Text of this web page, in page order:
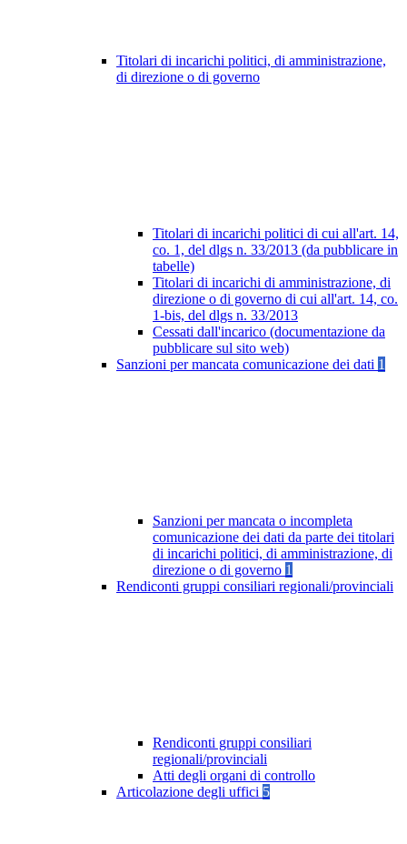
Titolari di incarichi politici, di amministrazione,
di direzione o di governo
Titolari di incarichi politici di cui all'art. 14,
co. 1, del dlgs n. 33/2013 (da pubblicare in
tabelle)
Titolari di incarichi di amministrazione, di
direzione o di governo di cui all'art. 14, co.
1-bis, del dlgs n. 33/2013
Cessati dall'incarico (documentazione da
pubblicare sul sito web)
Sanzioni per mancata comunicazione dei dati 1
Sanzioni per mancata o incompleta
comunicazione dei dati da parte dei titolari
di incarichi politici, di amministrazione, di
direzione o di governo 1
Rendiconti gruppi consiliari regionali/provinciali
Rendiconti gruppi consiliari
regionali/provinciali
Atti degli organi di controllo
Articolazione degli uffici 5